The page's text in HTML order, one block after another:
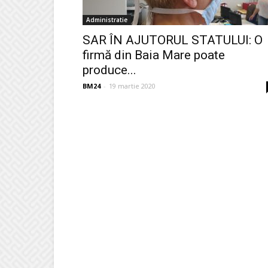
Administratie
SAR ÎN AJUTORUL STATULUI: O
firmă din Baia Mare poate
produce...
BM24 - 19 martie 2020